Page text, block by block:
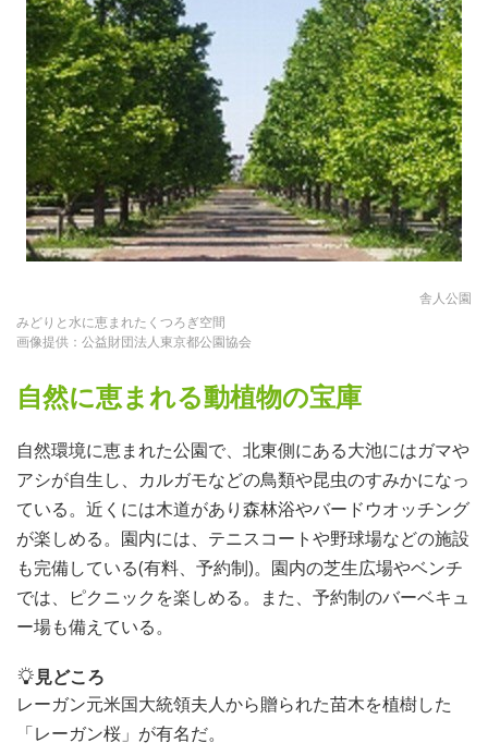
舎人公園
みどりと水に恵まれたくつろぎ空間
画像提供：公益財団法人東京都公園協会
自然に恵まれる動植物の宝庫
自然環境に恵まれた公園で、北東側にある大池にはガマや
アシが自生し、カルガモなどの鳥類や昆虫のすみかになっ
ている。近くには木道があり森林浴やバードウオッチング
が楽しめる。園内には、テニスコートや野球場などの施設
も完備している(有料、予約制)。園内の芝生広場やベンチ
では、ピクニックを楽しめる。また、予約制のバーベキュ
ー場も備えている。
見どころ
レーガン元米国大統領夫人から贈られた苗木を植樹した
「レーガン桜」が有名だ。